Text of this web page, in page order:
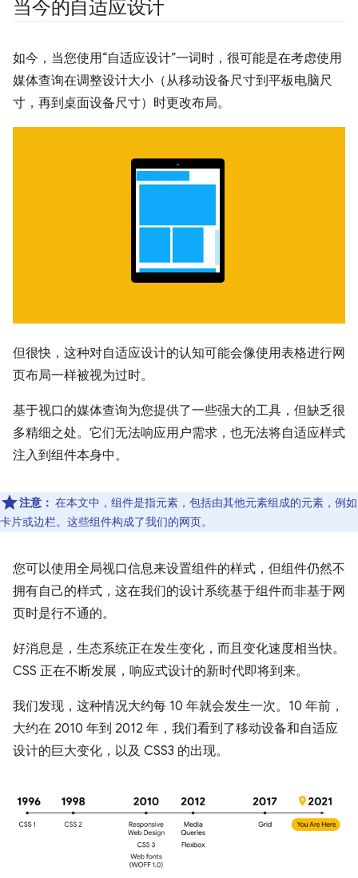
当今的自适应设计
如今，当您使用“自适应设计”一词时，很可能是在考虑使用
媒体查询在调整设计大小（从移动设备尺寸到平板电脑尺
寸，再到桌面设备尺寸）时更改布局。
但很快，这种对自适应设计的认知可能会像使用表格进行网
页布局一样被视为过时。
基于视口的媒体查询为您提供了一些强大的工具，但缺乏很
多精细之处。它们无法响应用户需求，也无法将自适应样式
注入到组件本身中。
注意： 在本文中，组件是指元素，包括由其他元素组成的元素，例如
卡片或边栏。这些组件构成了我们的网页。
您可以使用全局视口信息来设置组件的样式，但组件仍然不
拥有自己的样式，这在我们的设计系统基于组件而非基于网
页时是行不通的。
好消息是，生态系统正在发生变化，而且变化速度相当快。
CSS 正在不断发展，响应式设计的新时代即将到来。
我们发现，这种情况大约每 10 年就会发生一次。10 年前，
大约在 2010 年到 2012 年，我们看到了移动设备和自适应
设计的巨大变化，以及 CSS3 的出现。